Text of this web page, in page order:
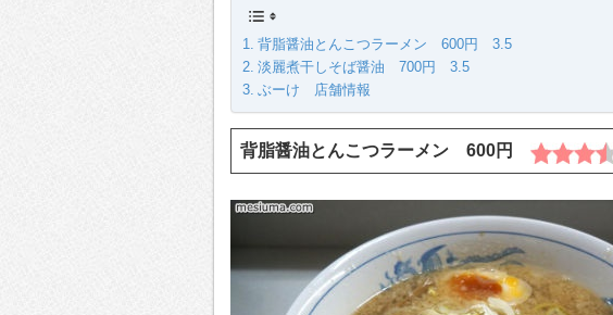
背脂醤油とんこつラーメン 600円 3.5
淡麗煮干しそば醤油 700円 3.5
ぶーけ 店舗情報
背脂醤油とんこつラーメン 600円